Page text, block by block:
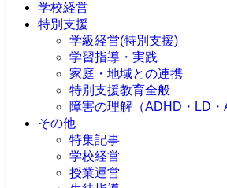
学校経営
特別支援
学級経営(特別支援)
学習指導・実践
家庭・地域との連携
特別支援教育全般
障害の理解（ADHD・LD・
その他
特集記事
学校経営
授業運営